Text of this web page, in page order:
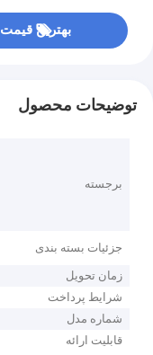
بهترین قیمت
توضیحات محصول
برجسته
جزئیات بسته بندی
زمان تحویل
شرایط پرداخت
شماره مدل
قابلیت ارائه